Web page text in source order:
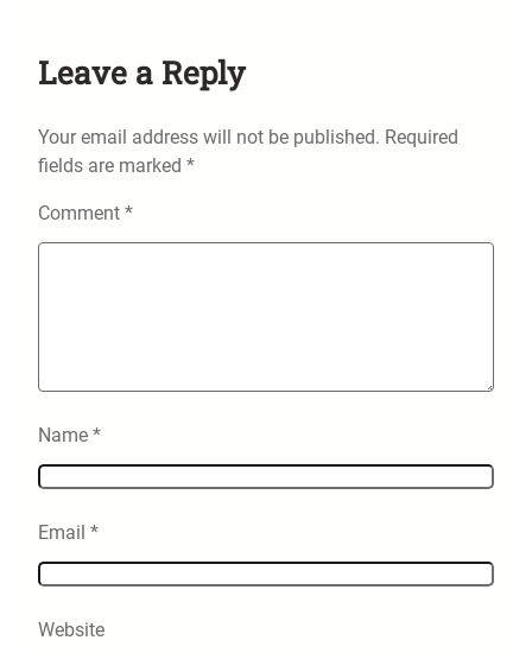
Leave a Reply
Your email address will not be published. Required
fields are marked *
Comment *
Name *
Email *
Website